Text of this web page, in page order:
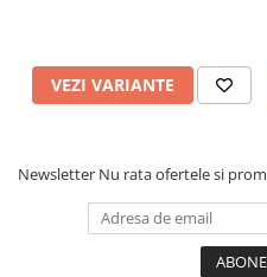
VEZI VARIANTE
Newsletter Nu rata ofertele si